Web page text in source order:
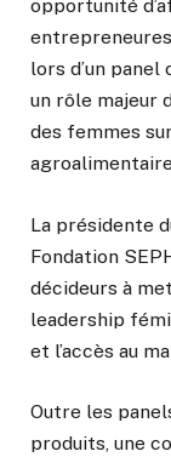
opportunité
lors d’un
un rôle majeur
des femmes
La présidente
Fondation
décideurs à
leadership
et l’accès au
Outre les
produits, une